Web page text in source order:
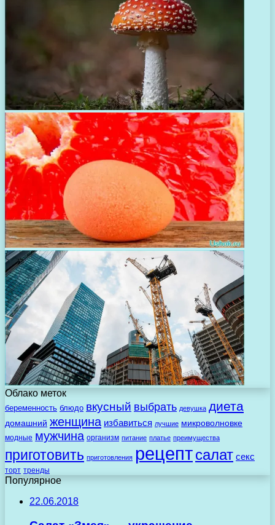
Облако меток
беременность блюдо вкусный выбрать девушка диета
домашний женщина избавиться лучшие микроволновке
модные мужчина организм питание платье преимущества
приготовить приготовления рецептсалат секс
торт тренды
Популярное
22.06.2018